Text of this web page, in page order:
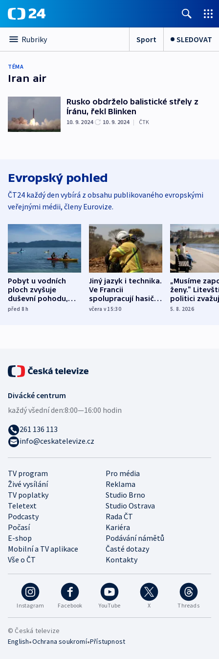
Rubriky Sport SLEDOVAT
TÉMA
Iran air
Rusko obdrželo balistické střely z
Íránu, řekl Blinken
10. 9. 2024 10. 9. 2024 | ČTK
Evropský pohled
ČT24 každý den vybírá z obsahu publikovaného evropskými
veřejnými médii, členy Eurovize.
Pobyt u vodních
ploch zvyšuje
duševní pohodu,
ukázala
před 8h
Jiný jazyk i technika.
Ve Francii
spolupracují hasiči z
různých zemí
včera v 15:30
„Musíme
ženy.“
politici
dohodu o
5. 8. 2026
Instagram Facebook YouTube X Threads
TV program
Pro média
Živé vysílání
Reklama
TV poplatky
Studio Brno
Teletext
Studio Ostrava
Podcasty
Rada ČT
Počasí
Kariéra
E-shop
Podávání námětů
Mobilní a TV aplikace
Časté dotazy
Vše o ČT
Kontakty
Divácké centrum
každý všední den:8:00—16:00 hodin
261 136 113
info@ceskatelevize.cz
© Česká televize
English•Ochrana soukromí•Přístupnost